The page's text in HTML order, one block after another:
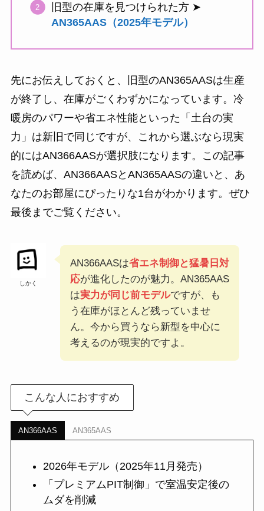
旧型の在庫を見つけられた方 ➤
AN365AAS（2025年モデル）
先にお伝えしておくと、旧型のAN365AASは生産
が終了し、在庫がごくわずかになっています。冷
暖房のパワーや省エネ性能といった「土台の実
力」は新旧で同じですが、これから選ぶなら現実
的にはAN366AASが選択肢になります。この記事
を読めば、AN366AASとAN365AASの違いと、あ
なたのお部屋にぴったりな1台がわかります。ぜひ
最後までご覧ください。
しかく
AN366AASは省エネ制御と猛暑日対
応が進化したのが魅力。AN365AAS
は実力が同じ前モデルですが、も
う在庫がほとんど残っていませ
ん。今から買うなら新型を中心に
考えるのが現実的ですよ。
こんな人におすすめ
AN366AAS AN365AAS
2026年モデル（2025年11月発売）
「プレミアムPIT制御」で室温安定後の
ムダを削減